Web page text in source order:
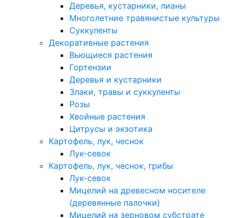
Деревья, кустарники, лианы
Многолетние травянистые культуры
Суккуленты
Декоративные растения
Вьющиеся растения
Гортензии
Деревья и кустарники
Злаки, травы и суккуленты
Розы
Хвойные растения
Цитрусы и экзотика
Картофель, лук, чеснок
Лук-севок
Картофель, лук, чеснок, грибы
Лук-севок
Мицелий на древесном носителе
(деревянные палочки)
Мицелий на зерновом субстрате